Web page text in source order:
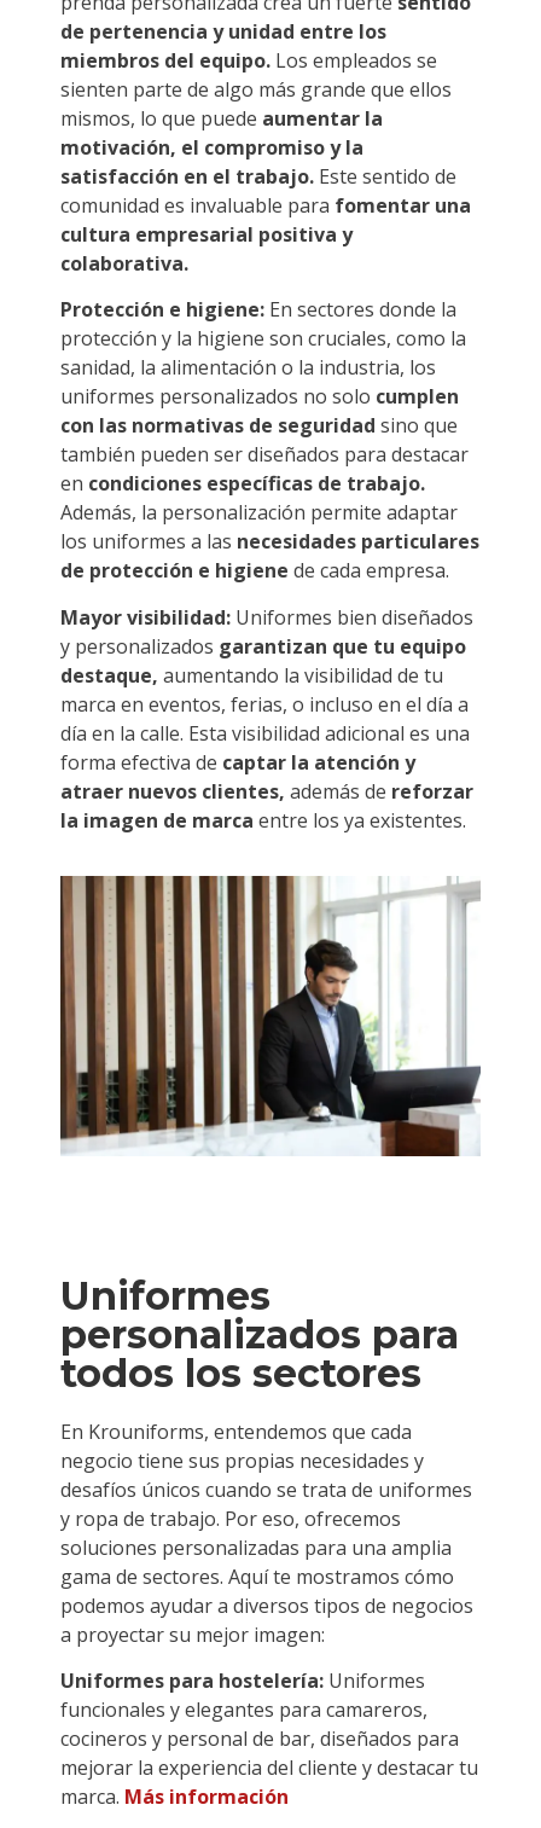
de pertenencia y unidad entre los
miembros del equipo. Los empleados se
sienten parte de algo más grande que ellos
mismos, lo que puede aumentar la
motivación, el compromiso y la
satisfacción en el trabajo. Este sentido de
comunidad es invaluable para fomentar una
cultura empresarial positiva y
colaborativa.
Protección e higiene: En sectores donde la
protección y la higiene son cruciales, como la
sanidad, la alimentación o la industria, los
uniformes personalizados no solo cumplen
con las normativas de seguridad sino que
también pueden ser diseñados para destacar
en condiciones específicas de trabajo.
Además, la personalización permite adaptar
los uniformes a las necesidades particulares
de protección e higiene de cada empresa.
Mayor visibilidad: Uniformes bien diseñados
y personalizados garantizan que tu equipo
destaque, aumentando la visibilidad de tu
marca en eventos, ferias, o incluso en el día a
día en la calle. Esta visibilidad adicional es una
forma efectiva de captar la atención y
atraer nuevos clientes, además de reforzar
la imagen de marca entre los ya existentes.
Uniformes
personalizados para
todos los sectores
En Krouniforms, entendemos que cada
negocio tiene sus propias necesidades y
desafíos únicos cuando se trata de uniformes
y ropa de trabajo. Por eso, ofrecemos
soluciones personalizadas para una amplia
gama de sectores. Aquí te mostramos cómo
podemos ayudar a diversos tipos de negocios
a proyectar su mejor imagen:
Uniformes para hostelería: Uniformes
funcionales y elegantes para camareros,
cocineros y personal de bar, diseñados para
mejorar la experiencia del cliente y destacar tu
marca. Más información